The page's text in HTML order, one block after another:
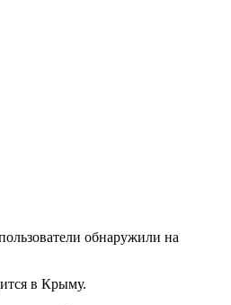
обнаружили на
в Крыму.